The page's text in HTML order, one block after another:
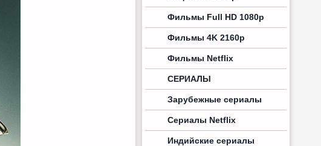
Фильмы Full HD 1080p
Фильмы 4K 2160p
Фильмы Netflix
СЕРИАЛЫ
Зарубежные сериалы
Сериалы Netflix
Индийские сериалы